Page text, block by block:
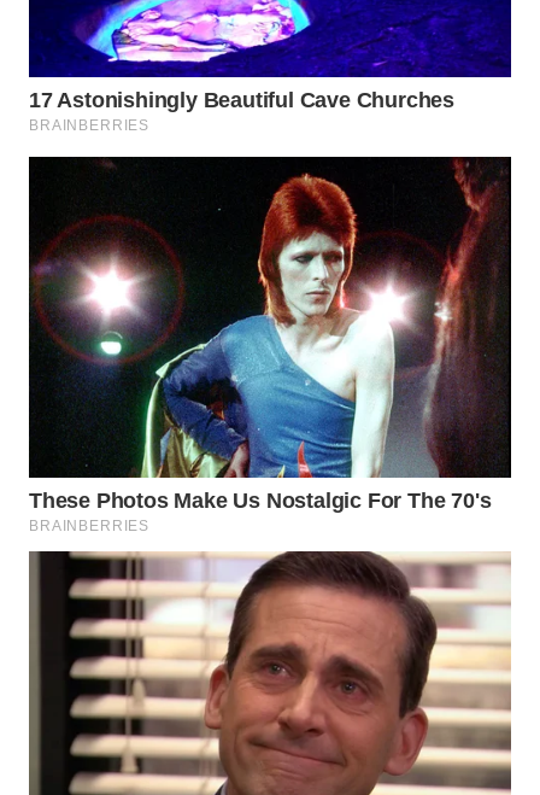
WN
INDRAMAYU
WN
KUNINGAN
WN
MAJALENGKA
WN
SUBANG
WN
SUKABUMI
WN
PURWAKARTA
WN
PRIANGAN
TIMUR
WN
SEMARANG
WN